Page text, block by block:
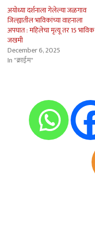
अयोध्या दर्शनाला गेलेल्या जळगाव
जिल्ह्यातील भाविकांच्या वाहनाला
अपघात : महिलेचा मृत्यू तर 15 भाविक
जखमी
December 6, 2025
In "क्राईम"